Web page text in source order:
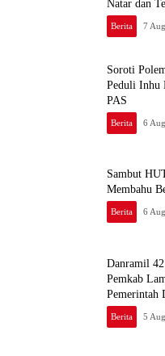
Natar dan
Berita 7
Soroti
Peduli Inhu
PAS
Berita 6
Sambut
Membahu
Berita 6
Danramil
Pemkab
Pemerintah
Berita 5